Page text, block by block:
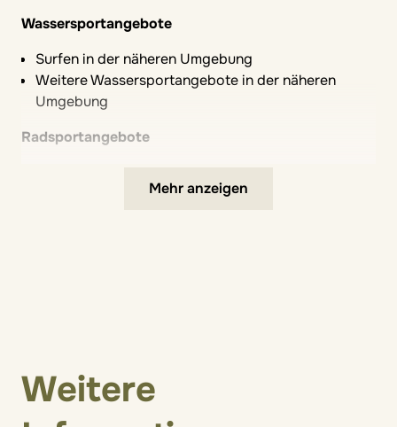
22.08.26
Sprache der Betreuung: Deutsch
Wassersportangebote
Surfen in der näheren Umgebung
Weitere Wassersportangebote in der näheren
Umgebung
Radsportangebote
Mehr anzeigen
Weitere